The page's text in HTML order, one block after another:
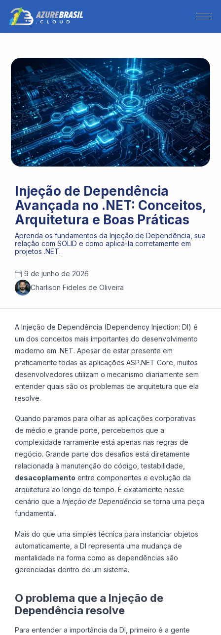
Injeção de Dependência
Avançada no .NET: Conceitos,
Arquitetura e Boas Práticas
Aprenda os fundamentos da Injeção de Dependência, sua
relação com SOLID e como aplicá-la corretamente em
projetos .NET.
9 de junho de 2026
Charlison Fideles de Oliveira
A Injeção de Dependência (Dependency Injection: DI) é
um dos conceitos mais importantes do desenvolvimento
moderno em .NET. Apesar de estar presente em
praticamente todas as aplicações ASP.NET Core, muitos
desenvolvedores utilizam o mecanismo diariamente sem
entender quais são os problemas de arquitetura que ela
resolve.
Quando paramos para olhar as aplicações corporativas
de médio e grande porte, percebemos que a
complexidade rarramente está apenas nas regras de
negócio. Grande parte dos desafios está diretamente
relacionada à manutenção do código, testabilidade,
desacoplamento entre componentes e evolução da
arquitetura ao longo do tempo. É exatamente nesse
cenário que a Injeção de Dependência se torna uma peça
fundamental.
Mais do que uma simples técnica para instanciar objetos
automaticamente, a DI representa uma mudança de
mentalidade na forma como as dependências são
gerenciadas dentro de um sistema.
O problema que a Injeção de
Dependência resolve
Para entender a importância da DI, primeiro é a gente